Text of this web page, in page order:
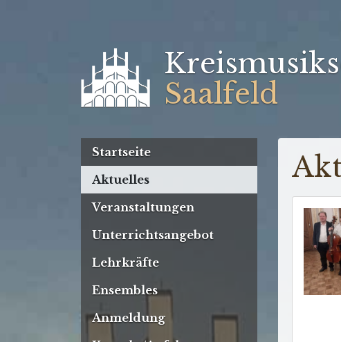
Saalfeld
Startseite
Aktuelles
Veranstaltungen
Unterrichtsangebot
Lehrkräfte
Ensembles
Anmeldung